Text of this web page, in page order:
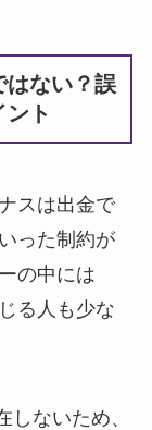
はない？誤
ト
スは出金で
った制約が
の中には
る人も少な
ないため、